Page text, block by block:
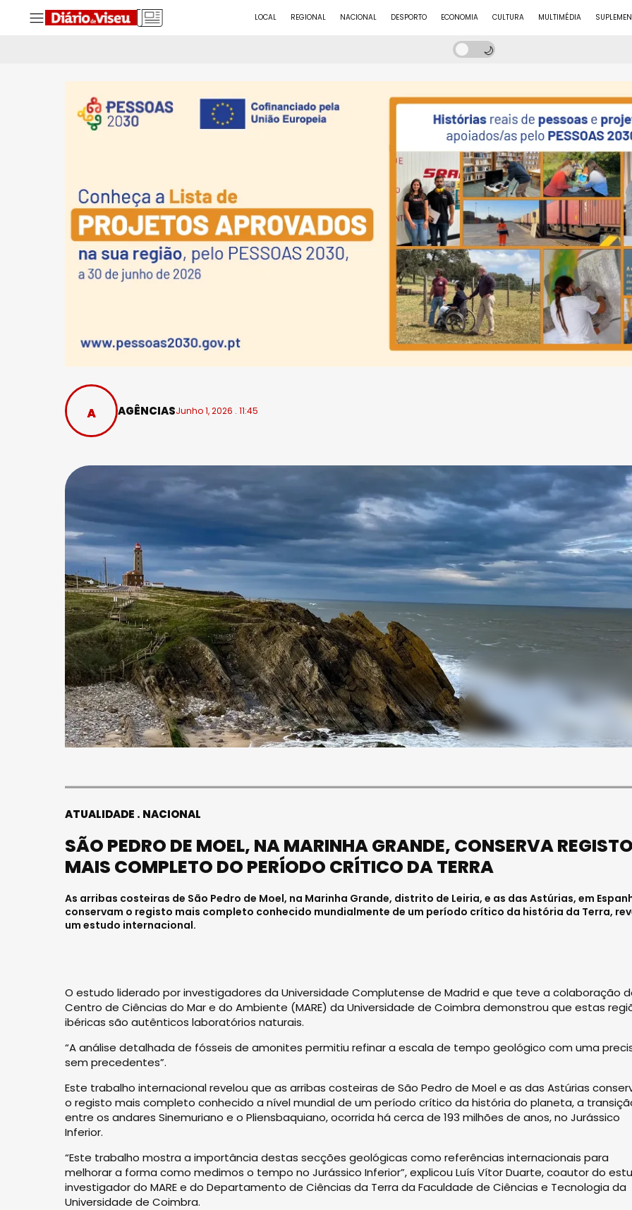
LOCAL REGIONAL NACIONAL DESPORTO ECONOMIA CULTURA MULTIMÉDIA
AGÊNCIASJunho 1, 2026 . 11:45
ATUALIDADE NACIONAL
SÃO PEDRO DE MOEL, NA MARINHA GRANDE, CONSERVA
MAIS COMPLETO DO PERÍODO CRÍTICO DA TERRA
As arribas costeiras de São Pedro de Moel, na Marinha Grande, distrito de Leiria, e as das Astúrias, em
conservam o registo mais completo conhecido mundialmente de um período crítico da história da Terra,
um estudo internacional.
O estudo liderado por investigadores da Universidade Complutense de Madrid e que teve a colaboração
Centro de Ciências do Mar e do Ambiente (MARE) da Universidade de Coimbra demonstrou que estas
ibéricas são autênticos laboratórios naturais.
“A análise detalhada de fósseis de amonites permitiu refinar a escala de tempo geológico com uma
sem precedentes”.
Este trabalho internacional revelou que as arribas costeiras de São Pedro de Moel e as das Astúrias
o registo mais completo conhecido a nível mundial de um período crítico da história do planeta, a
entre os andares Sinemuriano e o Pliensbaquiano, ocorrida há cerca de 193 milhões de anos, no Jurássico
Inferior.
“Este trabalho mostra a importância destas secções geológicas como referências internacionais para
melhorar a forma como medimos o tempo no Jurássico Inferior”, explicou Luís Vítor Duarte, coautor do
investigador do MARE e do Departamento de Ciências da Terra da Faculdade de Ciências e Tecnologia da
Universidade de Coimbra.
SOCIEDADE
FALECEU PAULA ALMEIDA,
JOVEM ENFERMEIRA NO
HOSPITAL DE VISEU
Julho 27, 2026 . 11:00